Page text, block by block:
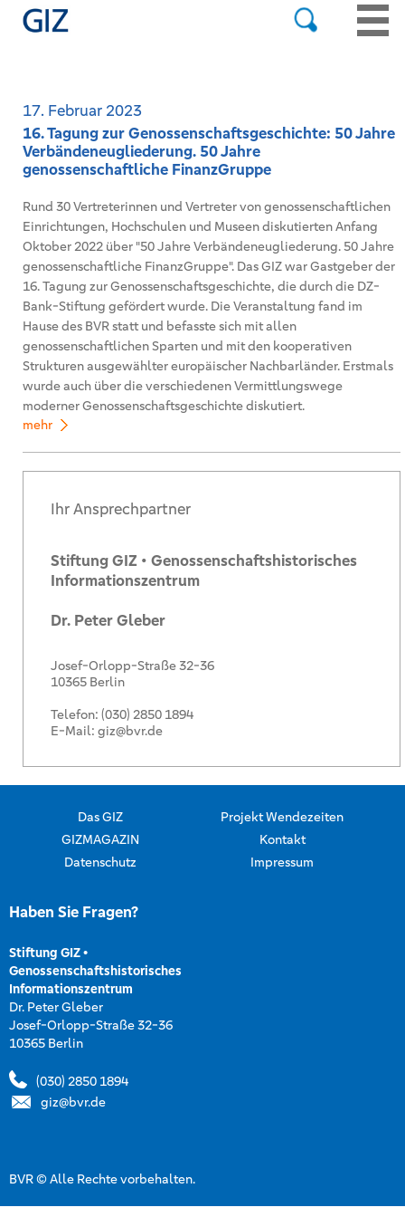
17. Februar 2023
16. Tagung zur Genossenschaftsgeschichte: 50 Jahre
Verbändeneugliederung. 50 Jahre
genossenschaftliche FinanzGruppe
Rund 30 Vertreterinnen und Vertreter von genossenschaftlichen
Einrichtungen, Hochschulen und Museen diskutierten Anfang
Oktober 2022 über "50 Jahre Verbändeneugliederung. 50 Jahre
genossenschaftliche FinanzGruppe". Das GIZ war Gastgeber der
16. Tagung zur Genossenschaftsgeschichte, die durch die DZ-
Bank-Stiftung gefördert wurde. Die Veranstaltung fand im
Hause des BVR statt und befasste sich mit allen
genossenschaftlichen Sparten und mit den kooperativen
Strukturen ausgewählter europäischer Nachbarländer. Erstmals
wurde auch über die verschiedenen Vermittlungswege
moderner Genossenschaftsgeschichte diskutiert.
mehr
Ihr Ansprechpartner
Stiftung GIZ • Genossenschaftshistorisches
Informationszentrum
Dr. Peter Gleber
Josef-Orlopp-Straße 32-36
10365 Berlin
Telefon: (030) 2850 1894
E-Mail: giz@bvr.de
Das GIZ
Projekt Wendezeiten
GIZMAGAZIN
Kontakt
Datenschutz
Impressum
Haben Sie Fragen?
Stiftung GIZ•
Genossenschaftshistorisches
Informationszentrum
Dr. Peter Gleber
Josef-Orlopp-Straße 32-36
10365 Berlin
(030) 2850 1894
giz@bvr.de
BVR © Alle Rechte vorbehalten.